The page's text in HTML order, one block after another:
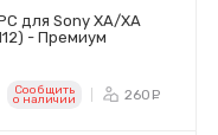
для Sony XA/XA
- Премиум
Сообщить
o наличии 260